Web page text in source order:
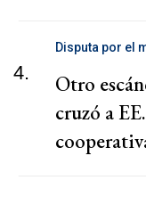
4.
Disputa por el
Otro
cruzó a